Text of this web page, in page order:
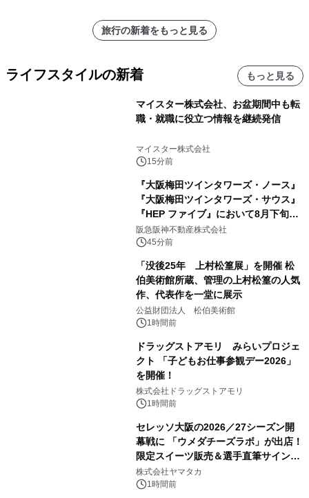
旅行の新着をもっと見る
ライフスタイルの新着 もっと見る
マイスター株式会社、お盆期間中も転
職・就職に役立つ情報を継続発信
マイスター株式会社
15分前
『大阪梅田ツインタワーズ・ノース』
『大阪梅田ツインタワーズ・サウス』
『HEP ファイブ』において8月下旬か
ら 「オフサイト型コーポレートPPA」
による 再生可能エネルギー電力の使用
阪急阪神不動産株式会社
45分前
「没後25年 上村松篁展」を開催 松
伯美術館所蔵、管理の上村松篁の人気
作、代表作を一堂に展示
公益財団法人 松伯美術館
1時間前
ドラッグストアモリ みらいプロジェ
クト 「子どもお仕事参観デー2026」
を開催！
株式会社ドラッグストアモリ
1時間前
セレッソ大阪の2026／27シーズン開
幕戦に 「ウメダチーズラボ」が出店！
限定スイーツ販売＆選手直筆サイング
ッズが当たる抽選会を 8月8日に開催
株式会社ヤマタカ
1時間前